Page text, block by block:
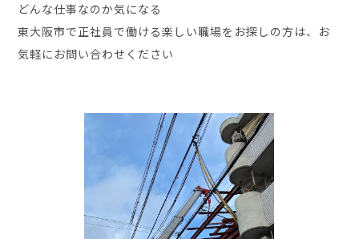
どんな仕事なのか気になる
東大阪市で正社員で働ける楽しい職場をお探しの方は、お
気軽にお問い合わせください